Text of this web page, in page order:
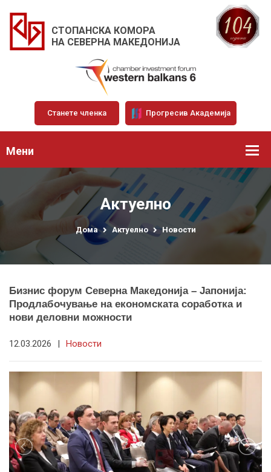
СТОПАНСКА КОМОРА
НА СЕВЕРНА МАКЕДОНИЈА
Станете членка Прогресив Академија
Мени
Актуелно
Дома Актуелно Новости
Бизнис форум Северна Македонија – Јапонија:
Продлабочување на економската соработка и
нови деловни можности
12.03.2026 | Новости